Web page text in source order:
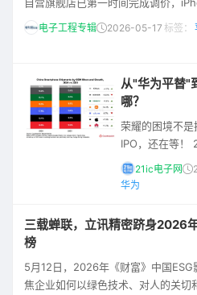
无疑。透过今
外，还可叠加以旧换新补贴，双重优
本到手价仅6999元。这也是iPhone
电子工程专辑 2026-05-17 标签：
从"华为平替"
哪？
荣耀的困境不是
IPO，还在等！
会上市辅导备案
现在5月过半，
场份额跌至
一边是上市进程
天梯榜。两张
21ic电子网
华为
三载蝉联，立讯精密跻身2026
榜
5月12日，2026年《财富》中国
焦企业如何以绿色技术、对人的关切